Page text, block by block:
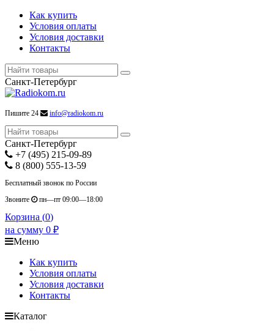
Как купить
Условия оплаты
Условия доставки
Контакты
Санкт-Петербург
Пишите 24 info@radiokom.ru
Санкт-Петербург
+7 (495) 215-09-89
8 (800) 555-13-59
Бесплатный звонок по России
Звоните
пн—пт 09:00—18:00
Корзина (0)
на сумму 0 ₽
Меню
Как купить
Условия оплаты
Условия доставки
Контакты
Каталог